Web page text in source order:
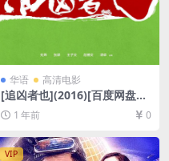
华语 高清电影
[追凶者也](2016)[百度网盘
+夸克网盘1080P超清未删减
资源][网盘在线播放/下载][MP
4/6.7GB][中文字幕]
1 年前 0
VIP